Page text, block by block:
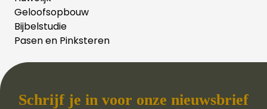
Geloofsopbouw
Bijbelstudie
Pasen en Pinksteren
Schrijf je in voor onze nieuwsbrief